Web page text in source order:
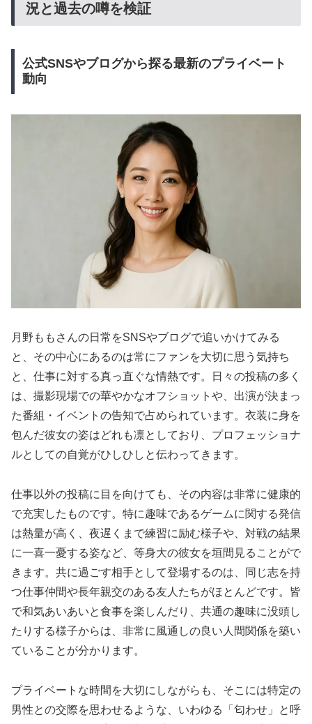
況と過去の噂を検証
公式SNSやブログから探る最新のプライベート
動向
月野ももさんの日常をSNSやブログで追いかけてみる
と、その中心にあるのは常にファンを大切に思う気持ち
と、仕事に対する真っ直ぐな情熱です。日々の投稿の多く
は、撮影現場での華やかなオフショットや、出演が決まっ
た番組・イベントの告知で占められています。衣装に身を
包んだ彼女の姿はどれも凛としており、プロフェッショナ
ルとしての自覚がひしひしと伝わってきます。
仕事以外の投稿に目を向けても、その内容は非常に健康的
で充実したものです。特に趣味であるゲームに関する発信
は熱量が高く、夜遅くまで練習に励む様子や、対戦の結果
に一喜一憂する姿など、等身大の彼女を垣間見ることがで
きます。共に過ごす相手として登場するのは、同じ志を持
つ仕事仲間や長年親交のある友人たちがほとんどです。皆
で和気あいあいと食事を楽しんだり、共通の趣味に没頭し
たりする様子からは、非常に風通しの良い人間関係を築い
ていることが分かります。
プライベートな時間を大切にしながらも、そこには特定の
男性との交際を思わせるような、いわゆる「匂わせ」と呼